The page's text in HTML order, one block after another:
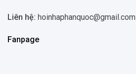
Liên hệ: hoinhaphanquoc@gmail.com
Fanpage